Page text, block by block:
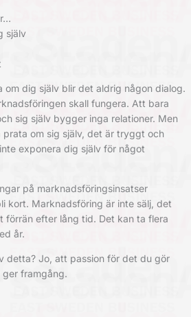
själv
om dig själv blir det aldrig någon dialog.
skall fungera. Att bara
sig själv bygger inga relationer. Men
om sig själv, det är tryggt och
exponera dig själv för något
på marknadsföringsinsatser
kort. Marknadsföring är inte sälj, det
förrän efter lång tid. Det kan ta flera
år.
detta? Jo, att passion för det du gör
framgång.